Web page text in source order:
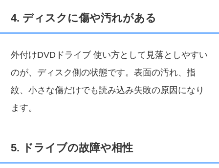
4. ディスクに傷や汚れがある
外付けDVDドライブ 使い方として見落としやすい
のが、ディスク側の状態です。表面の汚れ、指
紋、小さな傷だけでも読み込み失敗の原因になり
ます。
5. ドライブの故障や相性